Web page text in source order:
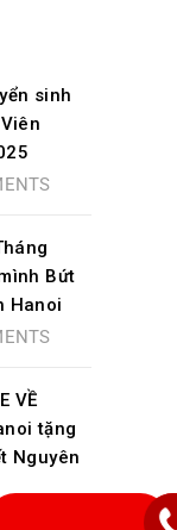
sinh
Bứt
Hanoi
VỀ
tặng
Nguyên